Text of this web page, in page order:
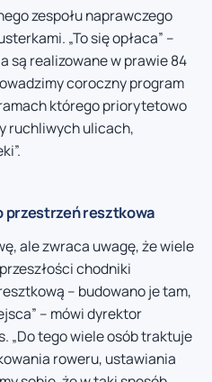
zespołu naprawczego
„To się opłaca” –
są realizowane w prawie 84
coroczny program
którego priorytetowo
ruchliwych ulicach,
resztkowa
ale zwraca uwagę, że wiele
chodniki
– budowano je tam,
– mówi dyrektor
„Do tego wiele osób traktuje
roweru, ustawiania